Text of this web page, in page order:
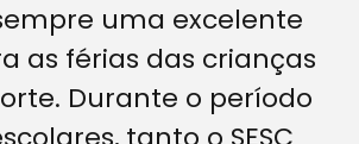
uma excelente
as férias das crianças
Durante o período